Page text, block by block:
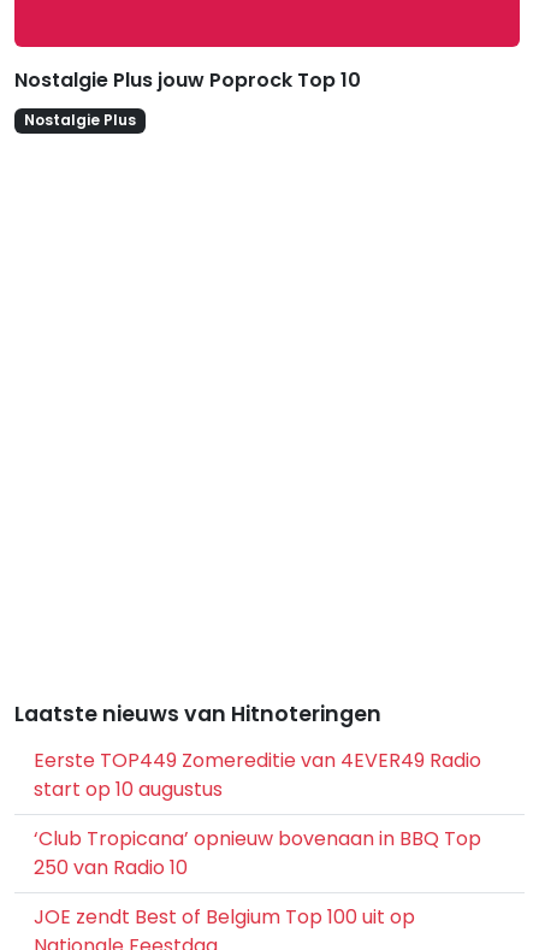
Nostalgie Plus jouw Poprock Top 10
Nostalgie Plus
Laatste nieuws van Hitnoteringen
Eerste TOP449 Zomereditie van 4EVER49 Radio
start op 10 augustus
‘Club Tropicana’ opnieuw bovenaan in BBQ Top
250 van Radio 10
JOE zendt Best of Belgium Top 100 uit op